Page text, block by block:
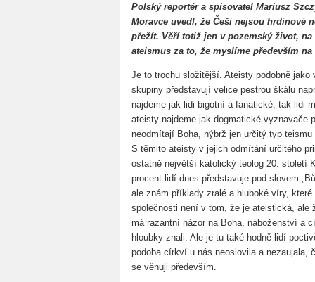
Polský reportér a spisovatel Mariusz
Moravce uvedl, že Češi nejsou hrdinové
přežít. Věří totiž jen v pozemský život,
ateismus za to, že myslíme především
Je to trochu složitější. Ateisty podobně
skupiny představují velice pestrou škálu
najdeme jak lidi bigotní a fanatické, tak lidi
ateisty najdeme jak dogmatické vyznavače
neodmítají Boha, nýbrž jen určitý typ
S těmito ateisty v jejich odmítání určitého
ostatně největší katolický teolog 20. století
procent lidí dnes představuje pod slovem
ale znám příklady zralé a hluboké víry,
společnosti není v tom, že je ateistická, ale
má razantní názor na Boha, náboženství a
hloubky znali. Ale je tu také hodně lidí
podoba církví u nás neoslovila a nezaujala,
se věnuji především.